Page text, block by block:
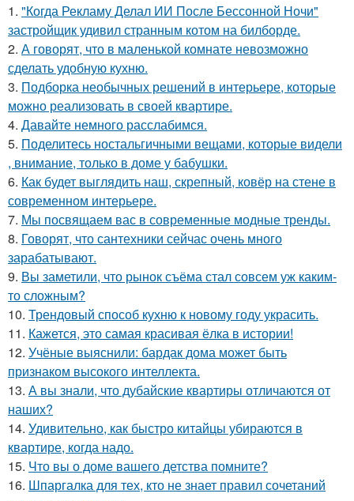
1. "Когда Рекламу Делал ИИ После Бессонной Ночи"
застройщик удивил странным котом на билборде.
2. А говорят, что в маленькой комнате невозможно
сделать удобную кухню.
3. Подборка необычных решений в интерьере, которые
можно реализовать в своей квартире.
4. Давайте немного расслабимся.
5. Поделитесь ностальгичными вещами, которые видели
, внимание, только в доме у бабушки.
6. Как будет выглядить наш, скрепный, ковёр на стене в
современном интерьере.
7. Мы посвящаем вас в современные модные тренды.
8. Говорят, что сантехники сейчас очень много
зарабатывают.
9. Вы заметили, что рынок съёма стал совсем уж каким-
то сложным?
10. Трендовый способ кухню к новому году украсить.
11. Кажется, это самая красивая ёлка в истории!
12. Учёные выяснили: бардак дома может быть
признаком высокого интеллекта.
13. А вы знали, что дубайские квартиры отличаются от
наших?
14. Удивительно, как быстро китайцы убираются в
квартире, когда надо.
15. Что вы о доме вашего детства помните?
16. Шпаргалка для тех, кто не знает правил сочетаний